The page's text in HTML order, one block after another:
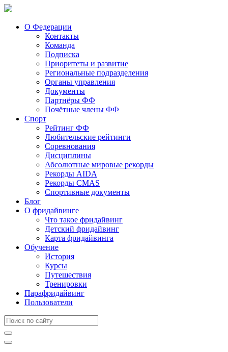
О Федерации
Контакты
Команда
Подписка
Приоритеты и развитие
Региональные подразделения
Органы управления
Документы
Партнёры ФФ
Почётные члены ФФ
Спорт
Рейтинг ФФ
Любительские рейтинги
Соревнования
Дисциплины
Абсолютные мировые рекорды
Рекорды AIDA
Рекорды CMAS
Спортивные документы
Блог
О фридайвинге
Что такое фридайвинг
Детский фридайвинг
Карта фридайвинга
Обучение
История
Курсы
Путешествия
Тренировки
Парафридайвинг
Пользователи